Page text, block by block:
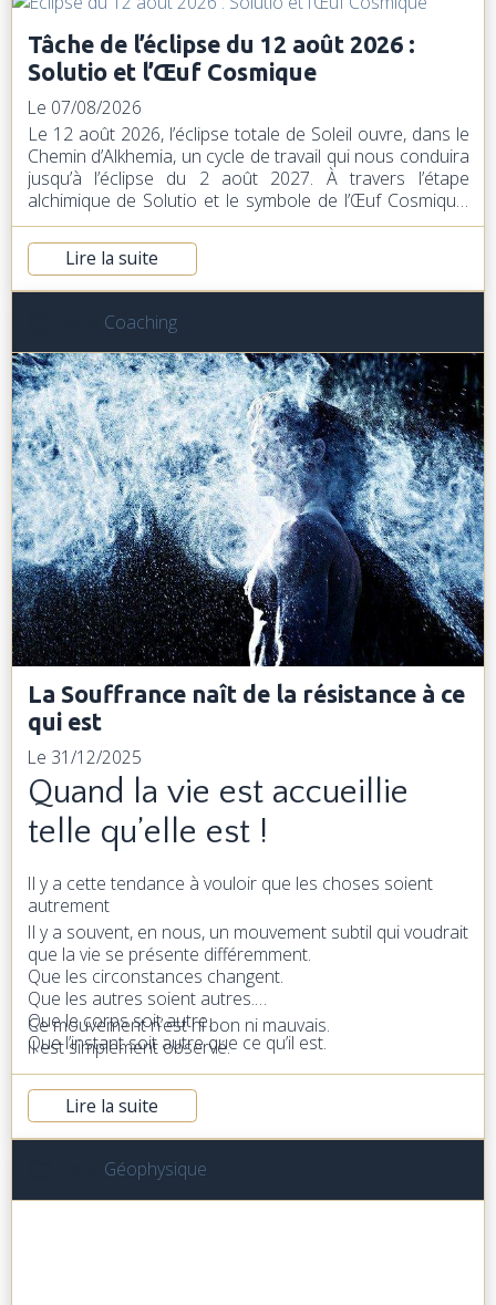
Tâche de l’éclipse du 12 août 2026 :
Solutio et l’Œuf Cosmique
Le 07/08/2026
Le 12 août 2026, l’éclipse totale de Soleil ouvre, dans le
Chemin d’Alkhemia, un cycle de travail qui nous conduira
jusqu’à l’éclipse du 2 août 2027. À travers l’étape
alchimique de Solutio et le symbole de l’Œuf Cosmique,
cette pratique nous invite à dissoudre les séparations et
à réunir en nous les principes du Soleil et de la Lune.
Lire la suite
Coaching
La Souffrance naît de la résistance à ce
qui est
Le 31/12/2025
Quand la vie est accueillie
telle qu’elle est !
Il y a cette tendance à vouloir que les choses soient
autrement
Il y a souvent, en nous, un mouvement subtil qui voudrait
que la vie se présente différemment.
Que les circonstances changent.
Que les autres soient autres.
Que le corps soit autre.
Que l’instant soit autre que ce qu’il est.
Ce mouvement n’est ni bon ni mauvais.
Il est simplement observé.
Lire la suite
Géophysique